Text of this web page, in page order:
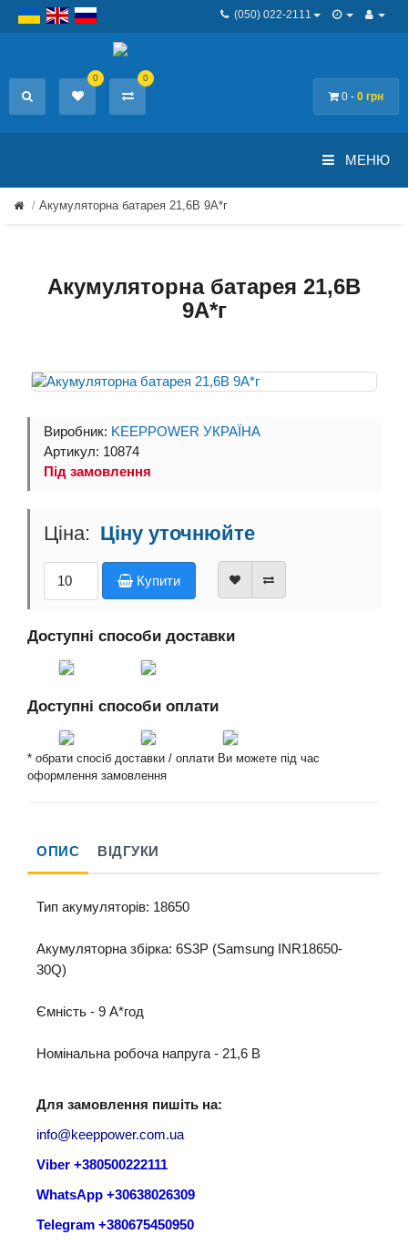
(050) 022-2111
0 - 0 грн
0 0
МЕНЮ
Акумуляторна батарея 21,6В 9A*г
Акумуляторна батарея 21,6В
9A*г
Виробник: KEEPPOWER УКРАЇНА
Артикул: 10874
Під замовлення
Ціну уточнюйте
Купити
Доступні способи доставки
Доступні способи оплати
* обрати спосіб доставки / оплати Ви можете під час
оформлення замовлення
ОПИС ВІДГУКИ
Тип акумуляторів: 18650
Акумуляторна збірка: 6S3P (Samsung INR18650-
30Q)
Ємність - 9 A*год
Номінальна робоча напруга - 21,6 B
Для замовлення пишіть на:
info@keeppower.com.ua
Viber +380500222111
WhatsApp +30638026309
Telegram +380675450950